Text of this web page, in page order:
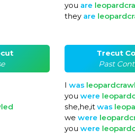
you are
they are
Trecut
Past
I was
you were
she,he,it was
we were
you were